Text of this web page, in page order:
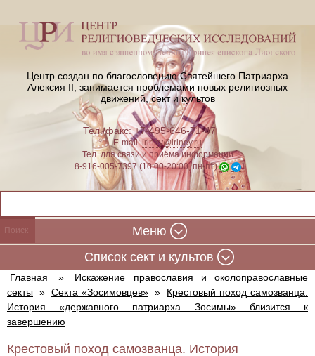
Центр создан по благословению Святейшего Патриарха
Алексия II, занимается проблемами новых религиозных
движений, сект и культов
Тел./факс: +7-495-646-71-47
E-mail:iriney@iriney.ru
Тел. для связи и приёма информации
8-916-005-7397 (10:00-20:00, пн-пт)
Меню
Cписок сект и культов
Главная »
Искажение православия и околоправославные
секты » Секта «Зосимовцев» »
Крестовый поход самозванца.
История «державного патриарха Зосимы» близится к
завершению
Крестовый поход самозванца. История